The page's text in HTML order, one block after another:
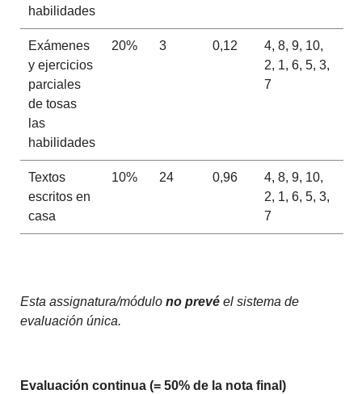
habilidades
Exámenes
y ejercicios
parciales
de tosas
las
habilidades
20% 3 0,12
4, 8, 9, 10,
2, 1, 6, 5, 3,
7
Textos
escritos en
casa
10% 24 0,96
4, 8, 9, 10,
2, 1, 6, 5, 3,
7
Esta assignatura/módulono prevé el sistema de
evaluación única.
Evaluación continua (= 50% de la nota final)